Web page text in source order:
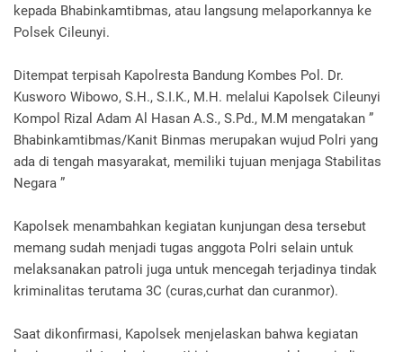
kepada Bhabinkamtibmas, atau langsung melaporkannya ke
Polsek Cileunyi.
Ditempat terpisah Kapolresta Bandung Kombes Pol. Dr.
Kusworo Wibowo, S.H., S.I.K., M.H. melalui Kapolsek Cileunyi
Kompol Rizal Adam Al Hasan A.S., S.Pd., M.M mengatakan ”
Bhabinkamtibmas/Kanit Binmas merupakan wujud Polri yang
ada di tengah masyarakat, memiliki tujuan menjaga Stabilitas
Negara ”
Kapolsek menambahkan kegiatan kunjungan desa tersebut
memang sudah menjadi tugas anggota Polri selain untuk
melaksanakan patroli juga untuk mencegah terjadinya tindak
kriminalitas terutama 3C (curas,curhat dan curanmor).
Saat dikonfirmasi, Kapolsek menjelaskan bahwa kegiatan